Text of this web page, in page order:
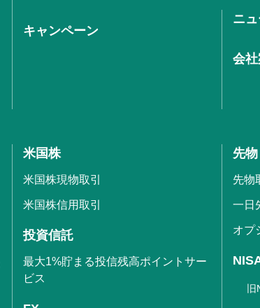
キャンペーン
ニ
会
米国株
米国株現物取引
米国株信用取引
投資信託
最大1%貯まる投信残高ポイントサー
ビス
先
先物
一日
オプ